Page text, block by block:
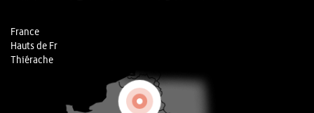
France
Hauts de Fr
Thiérache